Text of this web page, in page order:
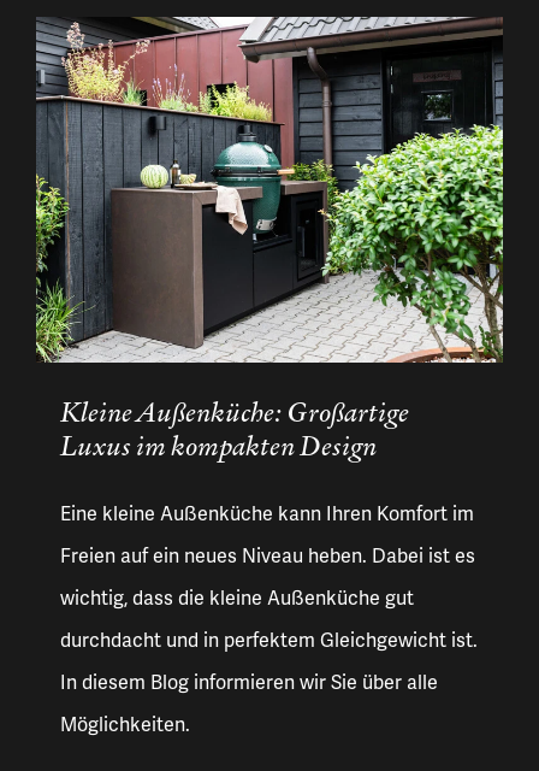
Kleine Außenküche: Großartige
Luxus im kompakten Design
Eine kleine Außenküche kann Ihren Komfort im
Freien auf ein neues Niveau heben. Dabei ist es
wichtig, dass die kleine Außenküche gut
durchdacht und in perfektem Gleichgewicht ist.
In diesem Blog informieren wir Sie über alle
Möglichkeiten.